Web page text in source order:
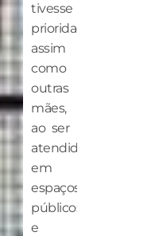
tivesse
prioridade,
assim
como
outras
mães,
ao ser
atendida
em
espaços
públicos
e